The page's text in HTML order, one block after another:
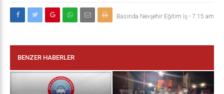
Basında Nevşehir Eğitim İş - 7:15 am
BENZER HABERLER